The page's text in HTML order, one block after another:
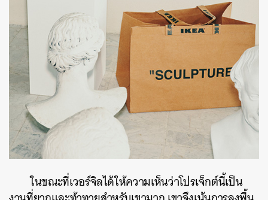
ในขณะที่เวอร์จิลได้ให้ความเห็นว่าโปรเจ็กต์นี้เป็น
ค้นหา